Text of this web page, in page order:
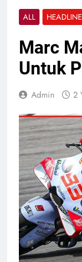
ALL HEADLINE
Marc
Untuk
Admin 2